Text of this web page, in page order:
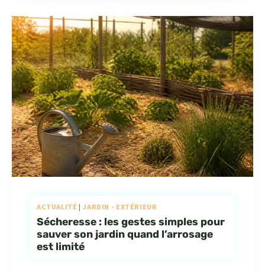
ACTUALITÉ | JARDIN - EXTÉRIEUR
Sécheresse : les gestes simples pour
sauver son jardin quand l’arrosage
est limité